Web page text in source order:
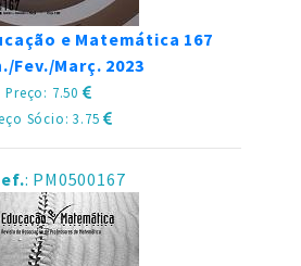
e Matemática 167
Fev./Març. 2023
Preço: 7.50
Sócio: 3.75
: PM0500167